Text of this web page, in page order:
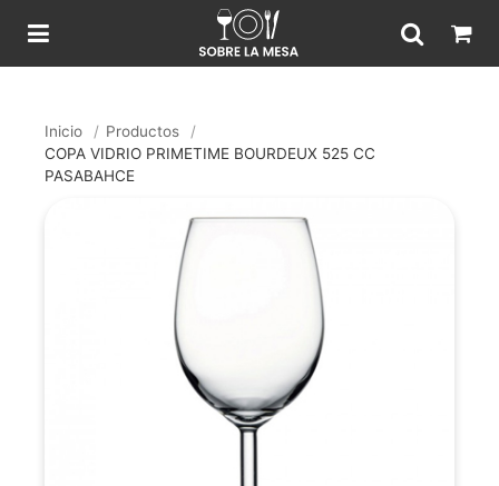
Inicio / Productos
/
COPA VIDRIO PRIMETIME BOURDEUX 525 CC
PASABAHCE